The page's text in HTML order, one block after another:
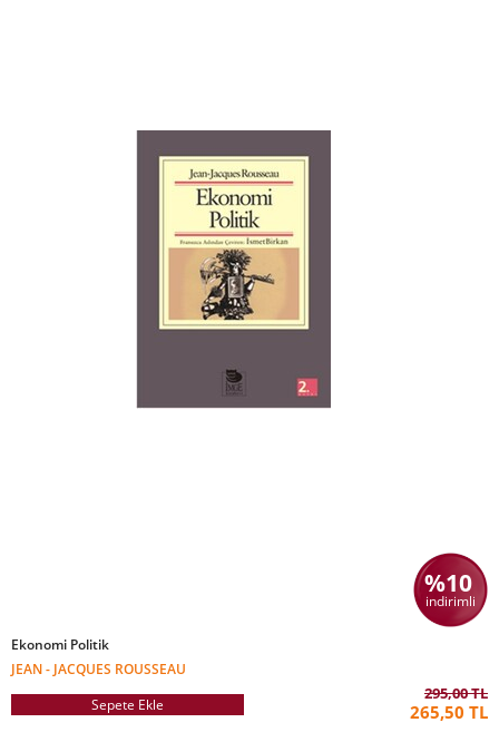
%10
indirimli
Ekonomi Politik
JEAN - JACQUES ROUSSEAU
Sepete Ekle
295,00 TL
265,50 TL